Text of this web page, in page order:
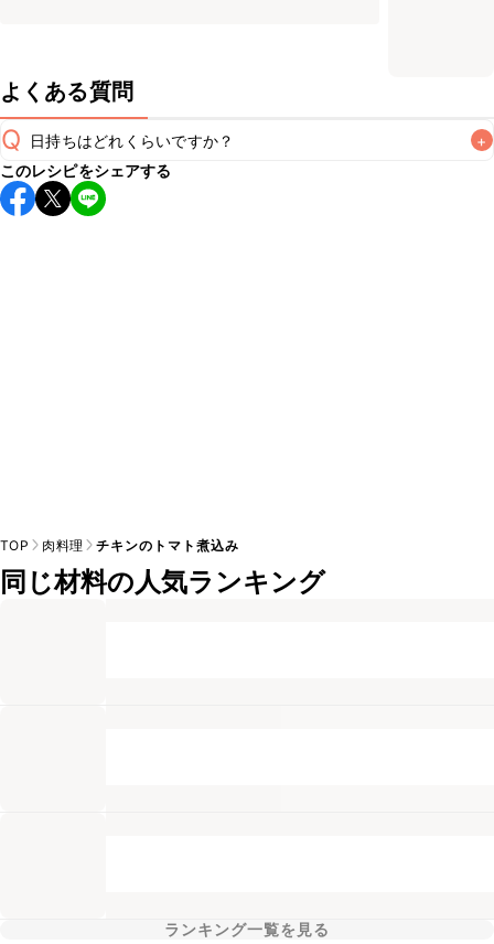
よくある質問
Q 日持ちはどれくらいですか？ +
保存期間は冷蔵で翌日中が目安です。なるべくお早めにお召
し上がりください。
このレシピをシェアする
TOP 肉料理 チキンのトマト煮込み
同じ材料の人気ランキング
ランキング一覧を見る